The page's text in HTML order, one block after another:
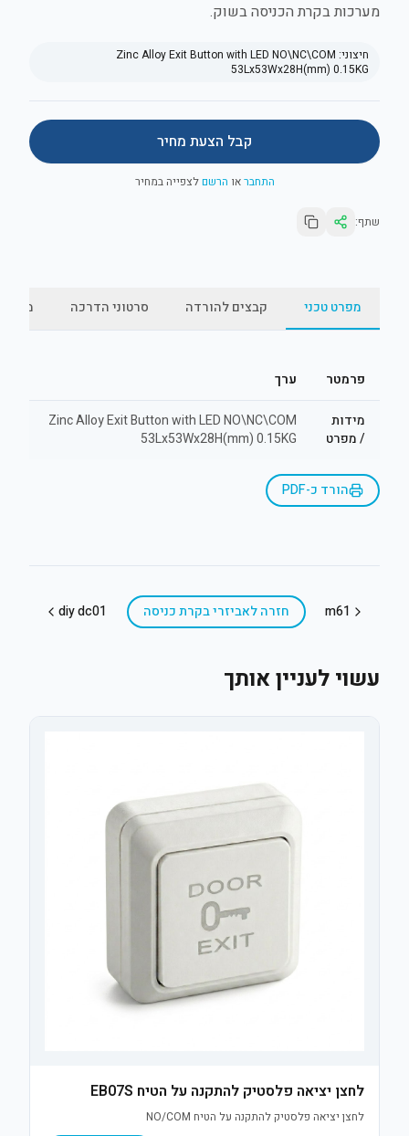
מערכות בקרת הכניסה בשוק.
חיצוני: Zinc Alloy Exit Button with LED NO\NC\COM
53Lx53Wx28H(mm) 0.15KG
קבל הצעת מחיר
התחבראו הרשםלצפייה במחיר
שתף:
מפרט טכני קבצים להורדה סרטוני הדרכה
פרמטר ערך
מידות
/ מפרט
Zinc Alloy Exit Button with LED NO\NC\COM
53Lx53Wx28H(mm) 0.15KG
הורד כ-PDF
m61 חזרה לאביזרי בקרת כניסה diy dc01
עשוי לעניין אותך
לחצן יציאה פלסטיק להתקנה על הטיח EB07S
לחצן יציאה פלסטיק להתקנה על הטיח NO/COM